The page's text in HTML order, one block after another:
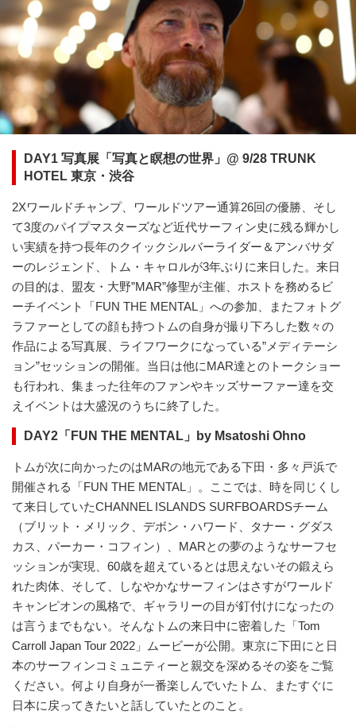
DAY1 写真展「写真と瞑想の世界」@ 9/28 TRUNK
HOTEL 東京・渋谷
2Xワールドチャンプ、ワールドツアー通算26回の優勝、そし
て3度のパイプマスターズなど近代サーフィン史に残る輝かし
い実績を持つ長年のクイックシルバーライダー＆アンバサダ
ーのレジェンド、トム・キャロルが3年ぶりに来日した。来日
の目的は、盟友・大野”MAR”修聖が主催、ホストを務めるビ
ーチイベント「FUN THE MENTAL」への参加、またフォトグ
ラファーとしての顔も持つトムの自身が撮り下ろした数々の
作品による写真展、ライフワークになっている”メディテーシ
ョン”セッションの開催。当日は他にMAR達とのトークショー
も行われ、集まった往年のファンやキッズサーファー達を交
えイベントは大盛況のうちに終了した。
DAY2「FUN THE MENTAL」by Msatoshi Ohno
トムが次に向かったのはMARの地元である下田・多々戸浜で
開催される「FUN THE MENTAL」。ここでは、時を同じくし
て来日していたCHANNEL ISLANDS SURFBOARDSチーム
（ブリット・メリック、デボン・ハワード、タナー・グダス
カス、パーカー・コフィン）、MARとの夢のようなサーフセ
ッションが実現、60歳を超えているとは思えないその鍛えら
れた肉体、そして、しなやかなサーフィンはさすがワールド
キャンピオンの風格で、ギャラリーの目が釘付けになったの
は言うまでもない。そんなトムの来日中に密着した「Tom
Carroll Japan Tour 2022」ムービーが公開。東京に下田にと日
本のサーフィンコミュニティーと親交を深めるその姿をご覧
ください。何より自身が一番楽しんでいたトム、またすぐに
日本に戻ってきたいと話していたとのこと。